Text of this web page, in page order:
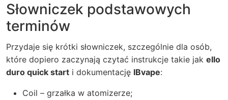
Słowniczek podstawowych
terminów
Przydaje się krótki słowniczek, szczególnie dla osób,
które dopiero zaczynają czytać instrukcje takie jak ello
duro quick start i dokumentację IBvape:
Coil – grzałka w atomizerze;